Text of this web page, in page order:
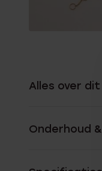
Alles over dit
Onderhoud